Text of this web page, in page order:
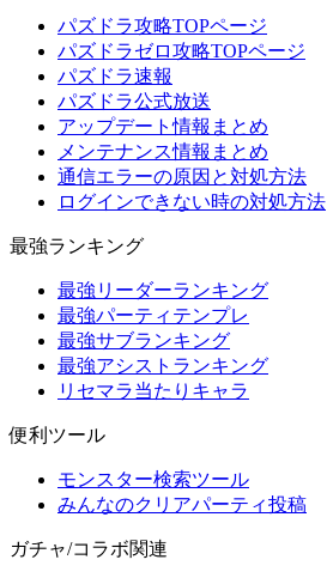
パズドラ攻略TOPページ
パズドラゼロ攻略TOPページ
パズドラ速報
パズドラ公式放送
アップデート情報まとめ
メンテナンス情報まとめ
通信エラーの原因と対処方法
ログインできない時の対処方法
最強ランキング
最強リーダーランキング
最強パーティテンプレ
最強サブランキング
最強アシストランキング
リセマラ当たりキャラ
便利ツール
モンスター検索ツール
みんなのクリアパーティ投稿
ガチャ/コラボ関連